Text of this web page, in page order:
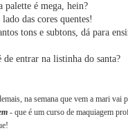
palette é mega, hein?
das cores quentes!
tons e subtons, dá para
de entrar na listinha do santa?
na semana que vem a mari vai
- que é um curso de maquiagem